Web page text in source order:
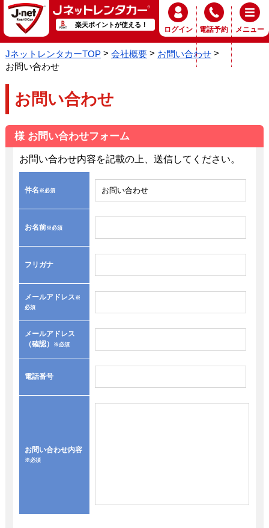
楽天ポイントが使える！
ログイン 電話予約 メニュー
JネットレンタカーTOP 会社概要
お問い合わせ
お問い合わせ
お問い合わせ
様 お問い合わせフォーム
お問い合わせ内容を記載の上、送信してください。
件名 ※必須
お名前※必須
フリガナ
メールアドレス ※
必須
メールアドレス
（確認）
※必須
電話番号
お問い合わせ内容
※必須